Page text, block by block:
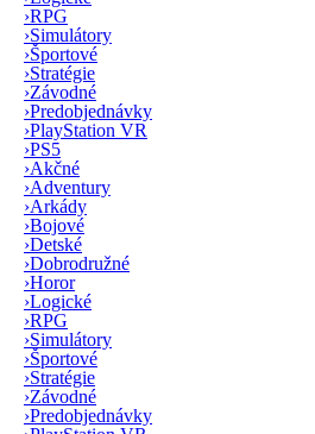
›RPG
›Simulátory
›Športové
›Stratégie
›Závodné
›Predobjednávky
›PlayStation VR
›PS5
›Akčné
›Adventury
›Arkády
›Bojové
›Detské
›Dobrodružné
›Horor
›Logické
›RPG
›Simulátory
›Športové
›Stratégie
›Závodné
›Predobjednávky